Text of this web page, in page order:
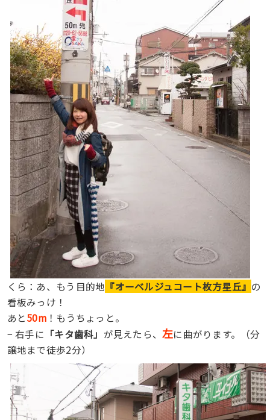
くら：あ、もう目的地 『オーベルジュコート枚方星丘』 の
看板みっけ！
あと50m ！もうちょっと。
− 右手に 「キタ歯科」 が見えたら、左に曲がります。（分
譲地まで徒歩2分）